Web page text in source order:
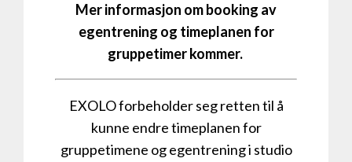
Mer informasjon om booking av
egentrening og timeplanen for
gruppetimer kommer.
EXOLO forbeholder seg retten til å
kunne endre timeplanen for
gruppetimene og egentrening i studio